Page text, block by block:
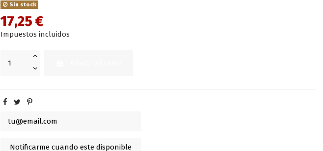
Sin stock
17,25 €
Impuestos incluidos